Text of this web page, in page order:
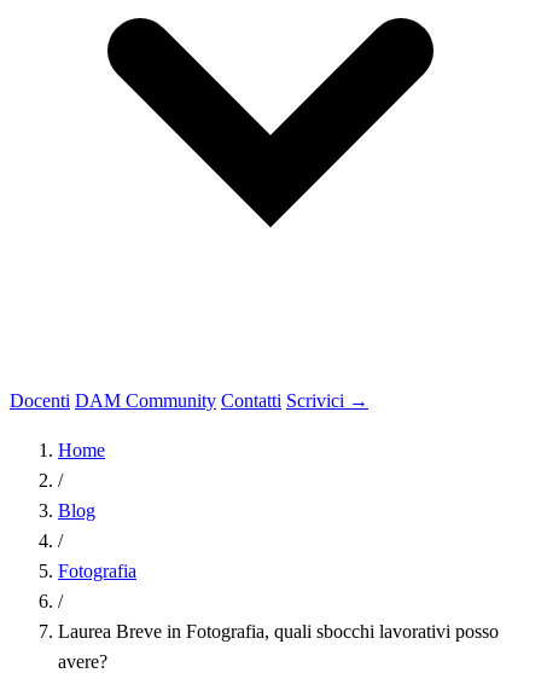
Docenti DAM Community Contatti Scrivici →
Home
/
Blog
/
Fotografia
/
Laurea Breve in Fotografia, quali sbocchi lavorativi posso
avere?